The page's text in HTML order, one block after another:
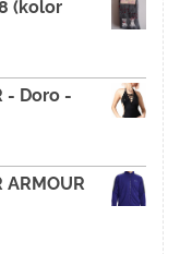
(kolor
- Doro -